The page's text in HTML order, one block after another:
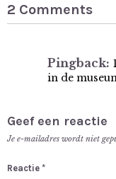
2 Comments
Pingback:
in de
Geef een reactie
Je e-mailadres wordt niet
Reactie *